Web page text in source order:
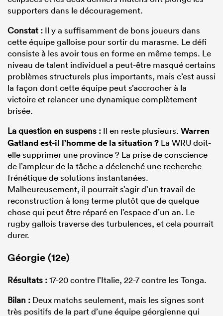
supporters dans le découragement.
Constat : Il y a suffisamment de bons joueurs dans
cette équipe galloise pour sortir du marasme. Le défi
consiste à les avoir tous en forme en même temps. Le
niveau de talent individuel a peut-être masqué certains
problèmes structurels plus importants, mais c’est aussi
la façon dont cette équipe peut s’accrocher à la
victoire et relancer une dynamique complètement
brisée.
La question en suspens : Il en reste plusieurs. Warren
Gatland est-il l’homme de la situation ? La WRU doit-
elle supprimer une province ? La prise de conscience
de l’ampleur de la tâche a déclenché une recherche
frénétique de solutions instantanées.
Malheureusement, il pourrait s’agir d’un travail de
reconstruction à long terme plutôt que de quelque
chose qui peut être réparé en l’espace d’un an. Le
rugby gallois traverse des turbulences, et cela pourrait
durer.
Géorgie (12e)
Résultats :17-20 contre l’Italie, 22-7 contre les Tonga.
Bilan : Deux matchs seulement, mais les signes sont
très positifs de la part d’une équipe géorgienne qui